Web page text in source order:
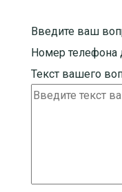
Введите ваш
Номер телефона
Текст вашего